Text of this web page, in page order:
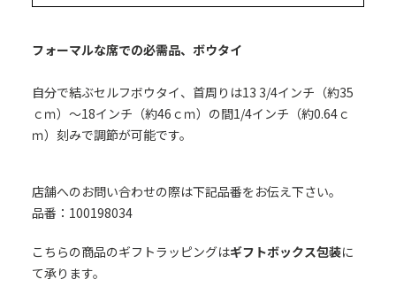
フォーマルな席での必需品、ボウタイ
自分で結ぶセルフボウタイ、首周りは13 3/4インチ（約35
ｃｍ）～18インチ（約46ｃｍ）の間1/4インチ（約0.64ｃ
ｍ）刻みで調節が可能です。
店舗へのお問い合わせの際は下記品番をお伝え下さい。
品番：100198034
こちらの商品のギフトラッピングはギフトボックス包装に
て承ります。